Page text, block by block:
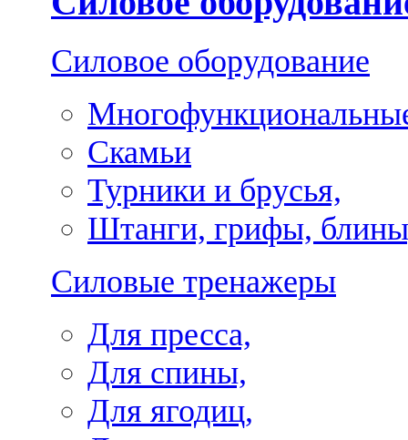
Силовое оборудование
Скамьи
Турники и брусья,
Штанги, грифы,
Силовые тренажеры
Для пресса,
Для спины,
Для ягодиц,